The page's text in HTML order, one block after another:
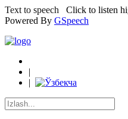
Text to speech Click to listen
Powered By GSpeech
|
|